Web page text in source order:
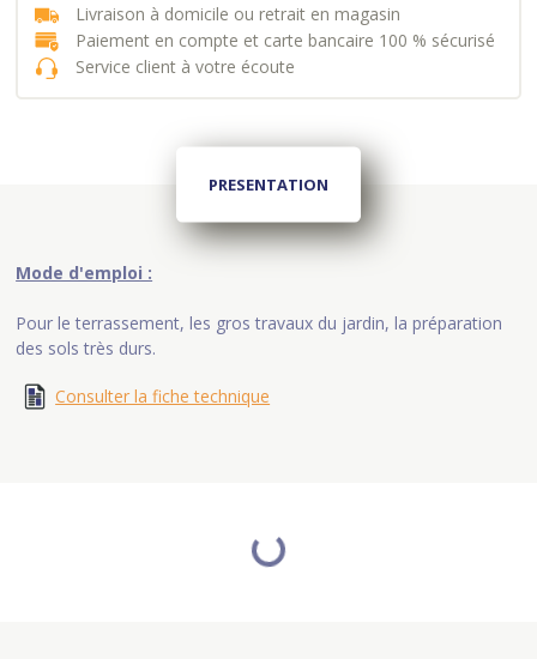
Livraison à domicile ou retrait en magasin
Paiement en compte et carte bancaire 100 % sécurisé
Service client à votre écoute
PRESENTATION
Mode d'emploi :
Pour le terrassement, les gros travaux du jardin, la préparation
des sols très durs.
Consulter la fiche technique